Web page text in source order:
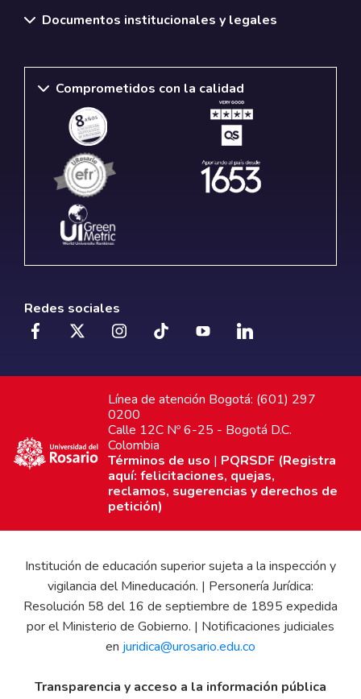
Documentos institucionales y legales
Comprometidos con la calidad
Redes sociales
Línea de atención Bogotá: (601) 297
0200
Calle 12C Nº 6-25 - Bogotá D.C.
Colombia
Términos de uso | PQRSDF (Registra
aquí: felicitaciones, quejas,
reclamos, sugerencias y derechos de
petición)
Institución de educación superior sujeta a la inspección y
vigilancia del Mineducación. | Personería Jurídica:
Resolución 58 del 16 de septiembre de 1895 expedida
por el Ministerio de Gobierno. | Notificaciones judiciales
en juridica@urosario.edu.co
Transparencia y acceso a la información pública